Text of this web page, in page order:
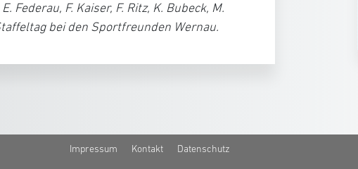
Federau, F. Kaiser, F. Ritz, K. Bubeck, M.
bei den Sportfreunden Wernau.
Impressum Kontakt Datenschutz